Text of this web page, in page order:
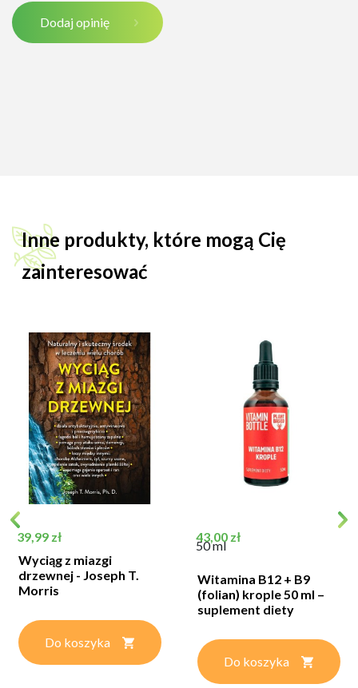
Dodaj opinię
Inne produkty, które mogą Cię
zainteresować
Cena
39,99 zł
Wyciąg z miazgi
drzewnej - Joseph T.
Morris
Do koszyka
Cena
43,00 zł
50 ml
Witamina B12 + B9
(folian) krople 50 ml –
suplement diety
Do koszyka